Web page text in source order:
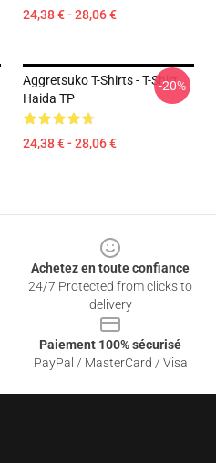
24,38 € - 28,06 €
Aggretsuko T-Shirts - T-Shirt
Haida TP
24,38 € - 28,06 €
-20%
Achetez en toute confiance
24/7 Protected from clicks to
delivery
Paiement 100% sécurisé
PayPal / MasterCard / Visa